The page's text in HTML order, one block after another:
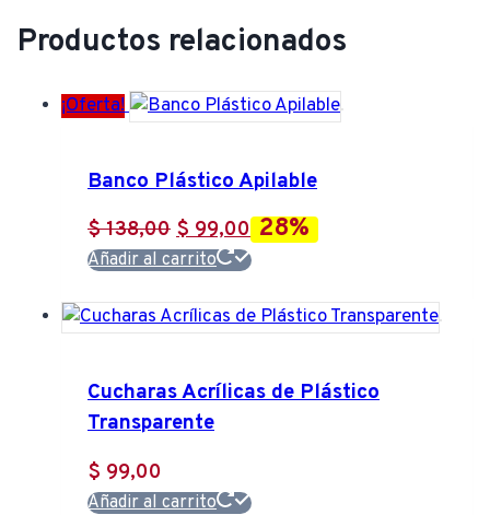
Productos relacionados
¡Oferta!
Banco Plástico Apilable
$138,00 El
precio
era:
$99,00El
precio
es:
28%
Añadir al carrito
Cucharas Acrílicas de Plástico
Transparente
$ 99,00
Añadir al carrito